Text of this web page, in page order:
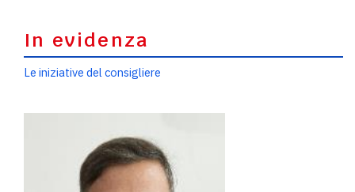
In evidenza
Le iniziative del consigliere